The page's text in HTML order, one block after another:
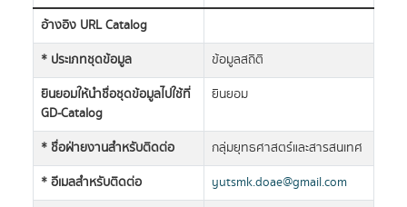
อ้างอิง URL Catalog
* ประเภทชุดข้อมูล
ข้อมูลสถิติ
ยินยอมให้นำชื่อชุดข้อมูลไปใช้ที่
GD-Catalog
ยินยอม
* ชื่อฝ่ายงานสำหรับติดต่อ
กลุ่มยุทธศาสตร์และสารสนเทศ
* อีเมลสำหรับติดต่อ
yutsmk.doae@gmail.com